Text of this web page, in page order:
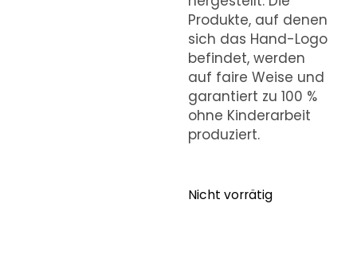
Produkte, auf denen
sich das Hand-Logo
befindet, werden
auf faire Weise und
garantiert zu 100 %
ohne Kinderarbeit
produziert.
Nicht vorrätig